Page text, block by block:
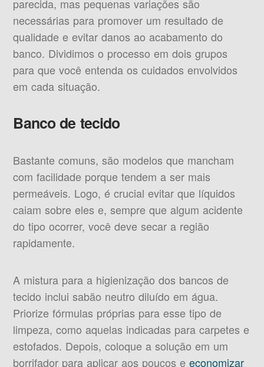
parecida, mas pequenas variações são
necessárias para promover um resultado de
qualidade e evitar danos ao acabamento do
banco. Dividimos o processo em dois grupos
para que você entenda os cuidados envolvidos
em cada situação.
Banco de tecido
Bastante comuns, são modelos que mancham
com facilidade porque tendem a ser mais
permeáveis. Logo, é crucial evitar que líquidos
caiam sobre eles e, sempre que algum acidente
do tipo ocorrer, você deve secar a região
rapidamente.
A mistura para a higienização dos bancos de
tecido inclui sabão neutro diluído em água.
Priorize fórmulas próprias para esse tipo de
limpeza, como aquelas indicadas para carpetes e
estofados. Depois, coloque a solução em um
borrifador para aplicar aos poucos eeconomizar